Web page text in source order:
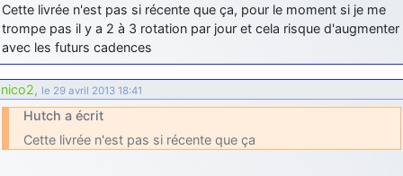
Cette livrée n'est pas si récente que ça, pour le moment si je me
trompe pas il y a 2 à 3 rotation par jour et cela risque d'augmenter
avec les futurs cadences
nico2, le 29 avril 2013 18:41
Hutch a écrit
Cette livrée n'est pas si récente que ça